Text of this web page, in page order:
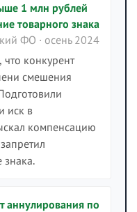
1 млн рублей
товарного знака
ФО · осень 2024
конкурент
смешения
иск в
компенсацию
знака.
аннулирования по